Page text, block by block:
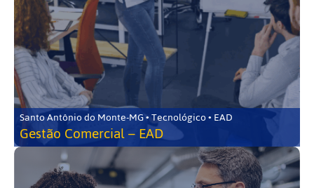
Santo Antônio do Monte-MG • Tecnológico • EAD
Gestão Comercial – EAD